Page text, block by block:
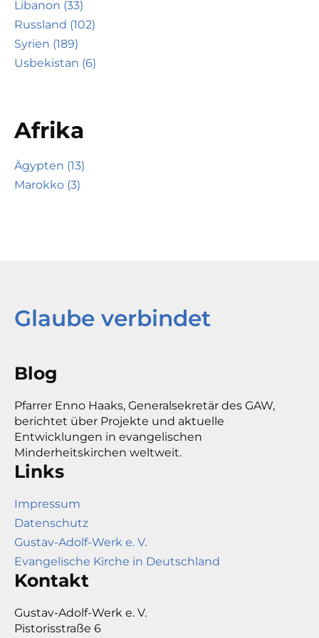
Libanon (33)
Russland (102)
Syrien (189)
Usbekistan (6)
Afrika
Ägypten (13)
Marokko (3)
Glaube verbindet
Blog
Pfarrer Enno Haaks, Generalsekretär des GAW,
berichtet über Projekte und aktuelle
Entwicklungen in evangelischen
Minderheitskirchen weltweit.
Links
Impressum
Datenschutz
Gustav-Adolf-Werk e. V.
Evangelische Kirche in Deutschland
Kontakt
Gustav-Adolf-Werk e. V.
Pistorisstraße 6